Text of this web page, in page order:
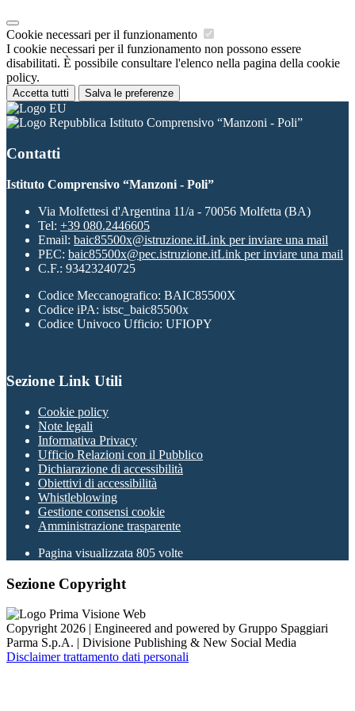
Cookie necessari per il funzionamento
I cookie necessari per il funzionamento non possono essere
disabilitati. È possibile consultare l'elenco nella pagina della cookie
policy.
Accetta tutti Salva le preferenze
Istituto Comprensivo “Manzoni - Poli”
Contatti
Istituto Comprensivo “Manzoni - Poli”
Via Molfettesi d'Argentina 11/a - 70056 Molfetta (BA)
Tel: +39 080.2446605
Email: baic85500x@istruzione.itLink per inviare una mail
PEC: baic85500x@pec.istruzione.itLink per inviare una mail
C.F.: 93423240725
Codice Meccanografico: BAIC85500X
Codice iPA: istsc_baic85500x
Codice Univoco Ufficio: UFIOPY
Sezione Link Utili
Cookie policy
Note legali
Informativa Privacy
Ufficio Relazioni con il Pubblico
Dichiarazione di accessibilità
Obiettivi di accessibilità
Whistleblowing
Gestione consensi cookie
Amministrazione trasparente
Pagina visualizzata 805 volte
Sezione Copyright
Copyright 2026 | Engineered and powered by Gruppo Spaggiari
Parma S.p.A. | Divisione Publishing & New Social Media
Disclaimer trattamento dati personali